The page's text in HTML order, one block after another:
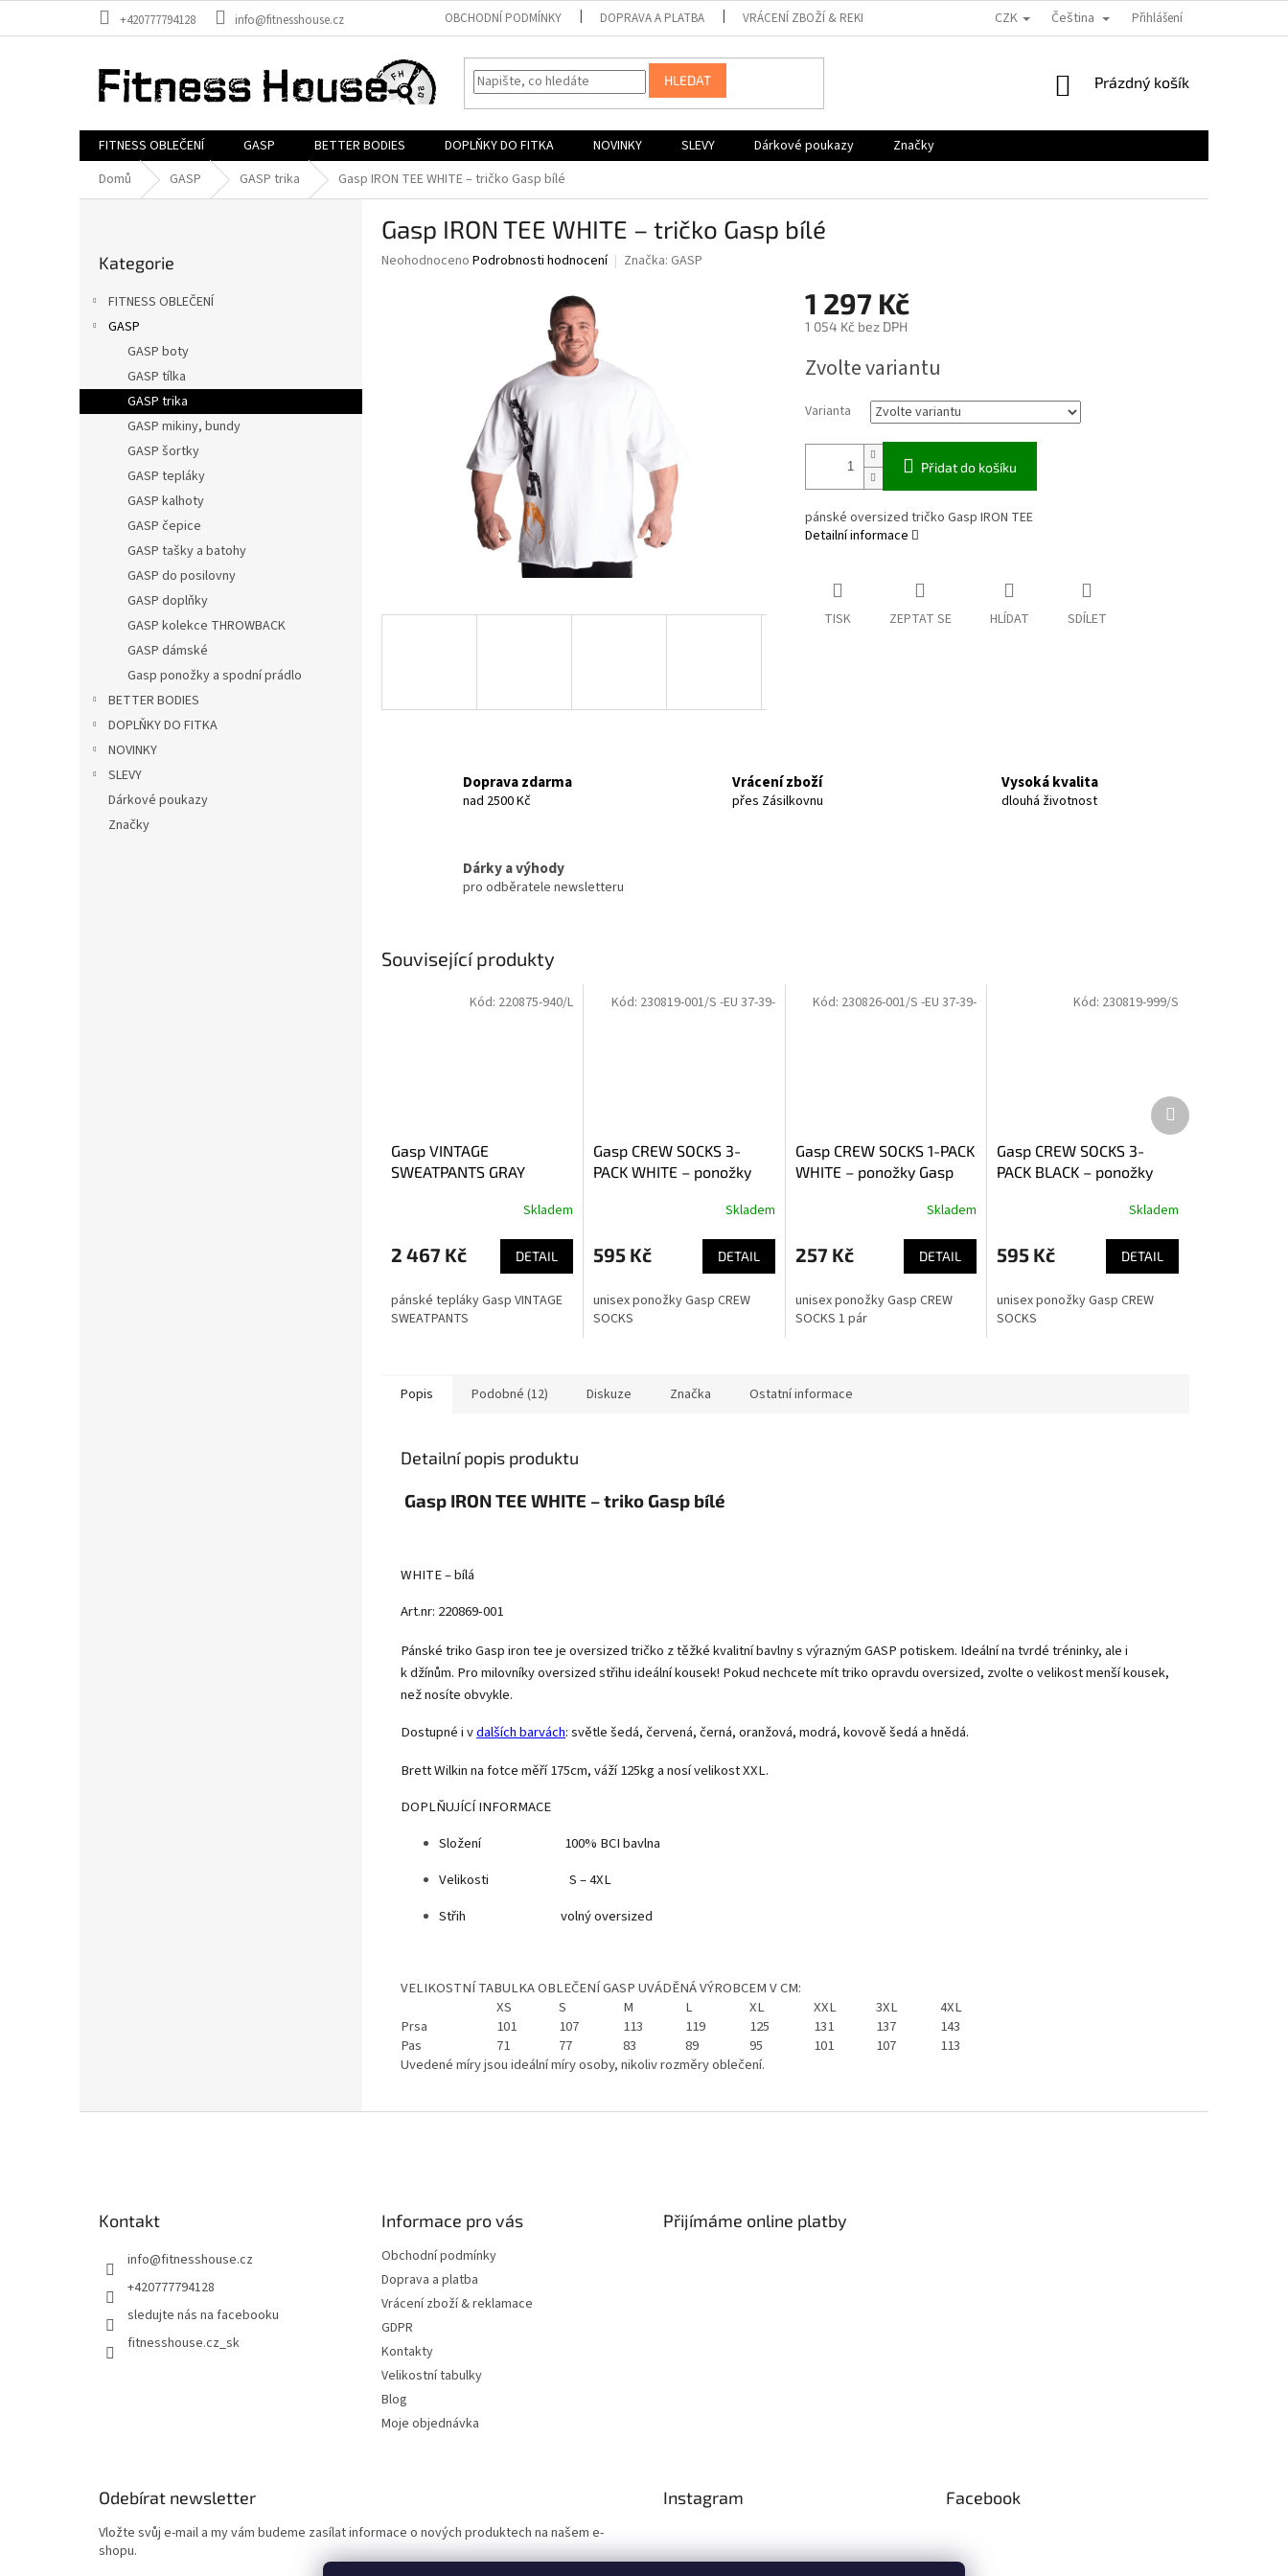
+420777794128 info@fitnesshouse.cz OBCHODNÍ PODMÍNKY DOPRAVA A PLATBA VRÁCENÍ ZBOŽÍ & REKLAMACE KONTAKTY VELIKOSTNÍ TABULKY
CZK Čeština Přihlášení
HLEDAT
NÁKUPNÍ
Prázdný košík
FITNESS OBLEČENÍ GASP BETTER BODIES DOPLŇKY DO FITKA NOVINKY SLEVY Dárkové poukazy
Značky
Domů
GASP GASP trika Gasp IRON TEE WHITE – tričko Gasp bílé
a
kategorie
Kategorie
FITNESS OBLEČENÍ
GASP
GASP boty
GASP tílka
GASP trika
GASP mikiny, bundy
GASP šortky
GASP tepláky
GASP kalhoty
GASP čepice
GASP tašky a batohy
GASP do posilovny
GASP doplňky
GASP kolekce THROWBACK
GASP dámské
Gasp ponožky a spodní prádlo
BETTER BODIES
DOPLŇKY DO FITKA
NOVINKY
SLEVY
Dárkové poukazy
Značky
Gasp IRON TEE WHITE – tričko Gasp bílé
Průměrné
Neohodnoceno Podrobnosti hodnocení Značka: GASP
1 297 Kč
1 054 Kč bez DPH
cena:
Zvolte variantu
Varianta
Přidat do košíku
pánské oversized tričko Gasp IRON TEE
Detailní informace
TISK ZEPTAT SE HLÍDAT SDÍLET
Doprava zdarma
nad 2500 Kč
Vrácení zboží
přes Zásilkovnu
Vysoká kvalita
dlouhá životnost
Dárky a výhody
pro odběratele newsletteru
Související produkty
Gasp VINTAGE
SWEATPANTS GRAY
Skladem
2 467 Kč DETAIL
pánské tepláky Gasp VINTAGE
SWEATPANTS
Kód: 220875-940/L
Gasp CREW SOCKS 3-
PACK WHITE – ponožky
Skladem
595 Kč DETAIL
unisex ponožky Gasp CREW
SOCKS
Kód: 230819-001/S -EU 37-39-
Gasp CREW SOCKS 1-PACK
WHITE – ponožky Gasp
Skladem
257 Kč DETAIL
unisex ponožky Gasp CREW
SOCKS 1 pár
Kód: 230826-001/S -EU 37-39-
Gasp CREW SOCKS 3-
PACK BLACK – ponožky
Skladem
595 Kč DETAIL
unisex ponožky Gasp CREW
SOCKS
Kód: 230819-999/S
Další
produkt
Popis Podobné (12) Diskuze Značka Ostatní informace
Detailní popis produktu
Gasp IRON TEE WHITE – triko Gasp bílé
WHITE – bílá
Art.nr: 220869-001
Pánské triko Gasp iron tee je oversized tričko z těžké kvalitní bavlny s výrazným GASP potiskem. Ideální na tvrdé tréninky, ale i
k džínům. Pro milovníky oversized střihu ideální kousek! Pokud nechcete mít triko opravdu oversized, zvolte o velikost menší kousek,
než nosíte obvykle.
Dostupné i vdalších barvách: světle šedá, červená, černá, oranžová, modrá, kovově šedá a hnědá.
Brett Wilkin na fotce měří 175cm, váží 125kg a nosí velikost XXL.
DOPLŇUJÍCÍ INFORMACE
Složení 100% BCI bavlna
Velikosti S – 4XL
Střih volný oversized
VELIKOSTNÍ TABULKA OBLEČENÍ GASP UVÁDĚNÁ VÝROBCEM V CM:
XS
S M L XL XXL 3XL
4XL
Prsa
101 107 113 119 125 131 137
143
Pas
71 77 83 89 95 101 107
113
Uvedené míry jsou ideální míry osoby, nikoliv rozměry oblečení.
Kontakt
info@fitnesshouse.cz
+420777794128
sledujte nás na facebooku
fitnesshouse.cz_sk
Informace pro vás
Obchodní podmínky
Doprava a platba
Vrácení zboží & reklamace
GDPR
Kontakty
Velikostní tabulky
Blog
Moje objednávka
Přijímáme online platby
Odebírat newsletter
Vložte svůj e-mail a my vám budeme zasílat informace o nových produktech na našem e-
shopu.
Instagram Facebook